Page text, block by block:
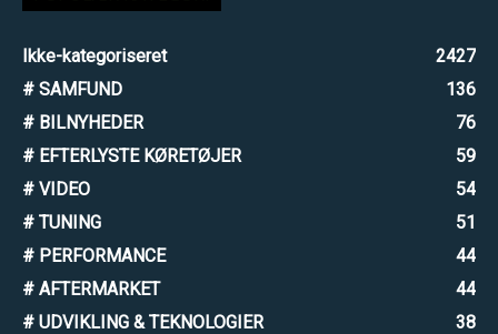
Ikke-kategoriseret
2427
# SAMFUND
136
# BILNYHEDER
76
# EFTERLYSTE KØRETØJER
59
# VIDEO
54
# TUNING
51
# PERFORMANCE
44
# AFTERMARKET
44
# UDVIKLING & TEKNOLOGIER
38